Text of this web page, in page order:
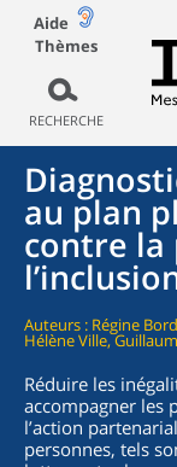
Aide
Thèmes
RECHERCHE
au plan
contre la
Auteurs : Régine
Hélène Ville,
Réduire les
accompagner les
l’action
personnes, tels